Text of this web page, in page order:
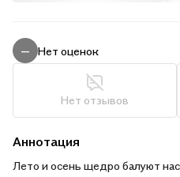
— Нет оценок
Нет отзывов
Аннотация
Лето и осень щедро балуют